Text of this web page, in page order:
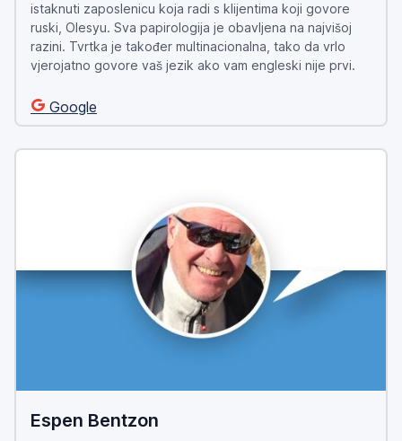
istaknuti zaposlenicu koja radi s klijentima koji govore
ruski, Olesyu. Sva papirologija je obavljena na najvišoj
razini. Tvrtka je također multinacionalna, tako da vrlo
vjerojatno govore vaš jezik ako vam engleski nije prvi.
Google
Espen Bentzon